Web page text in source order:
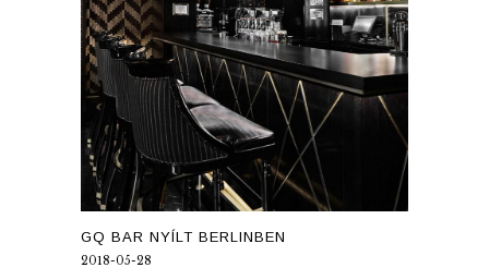
GQ BAR NYÍLT BERLINBEN
2018-05-28